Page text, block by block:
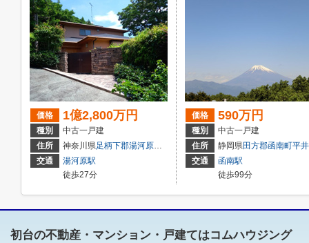
価格 1億2,800万円
種別
中古一戸建
住所
神奈川県 足柄下郡湯河原町
宮上
交通
湯河原駅
徒歩27分
価格 590万円
種別
中古一戸建
住所
静岡県田方郡函南町平井
交通
函南駅
徒歩99分
初台の不動産・マンション・戸建てはコムハウジング